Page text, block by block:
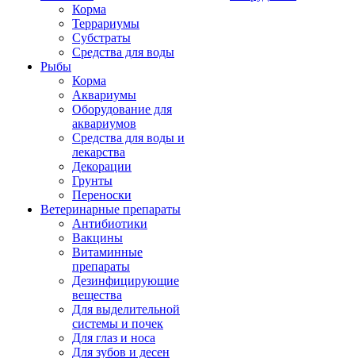
Корма
Террариумы
Субстраты
Средства для воды
Рыбы
Корма
Аквариумы
Оборудование для
аквариумов
Средства для воды и
лекарства
Декорации
Грунты
Переноски
Ветеринарные препараты
Антибиотики
Вакцины
Витаминные
препараты
Дезинфицирующие
вещества
Для выделительной
системы и почек
Для глаз и носа
Для зубов и десен